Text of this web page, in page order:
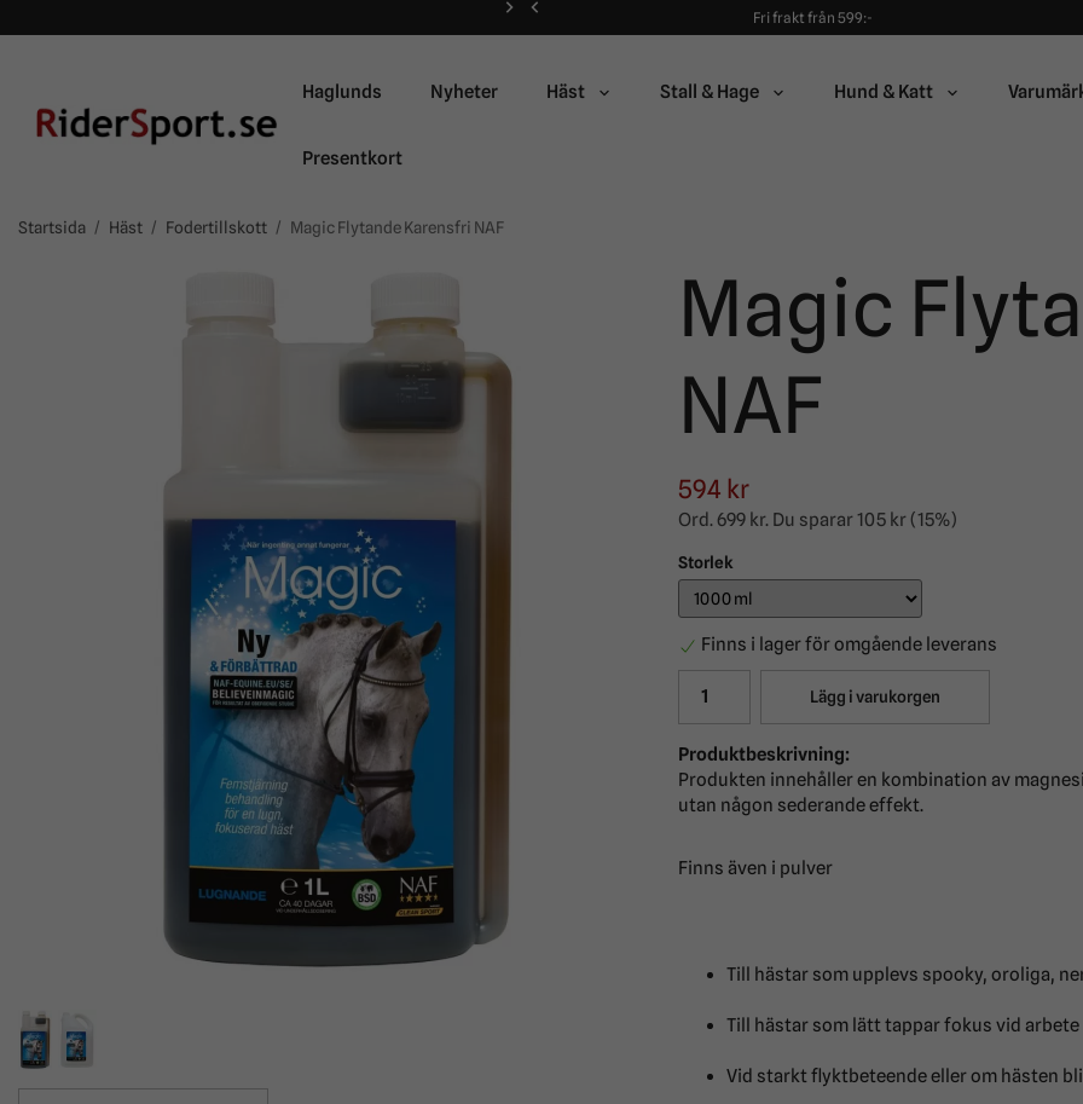
Fri frakt från 599:-
90 dagars öppet köp!
90 dagars öppet köp!
Haglunds Nyheter Häst Stall & Hage Hund & Katt
Presentkort
Startsida / Häst / Fodertillskott / Magic Flytande Karensfri NAF
Magic
NAF
594 kr
Ord.699 kr. Du sparar105 kr(15%)
Storlek
Finns i lager för omgående leverans
Lägg i varukorgen
Produktbeskrivning:
Produkten innehåller en kombination av
utan någon sederande effekt.
Finns även i pulver
Till hästar som upplevs spooky, oroliga,
Till hästar som lätt tappar fokus vid arbete
Vid starkt flyktbeteende eller om hästen